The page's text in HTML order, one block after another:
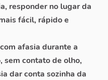
responder no lugar da
fácil, rápido e
afasia durante a
sem contato de olho,
dar conta sozinha da